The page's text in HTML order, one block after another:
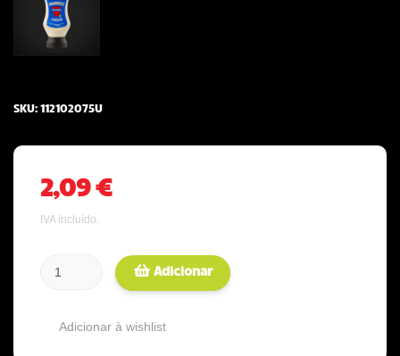
SKU: 112102075U
2,09 €
IVA incluído.
Adicionar
Adicionar à wishlist